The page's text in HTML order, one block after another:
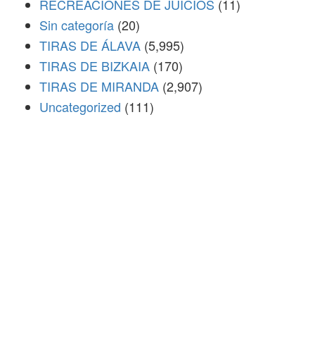
RECREACIONES DE JUICIOS (11)
Sin categoría (20)
TIRAS DE ÁLAVA (5,995)
TIRAS DE BIZKAIA (170)
TIRAS DE MIRANDA (2,907)
Uncategorized (111)